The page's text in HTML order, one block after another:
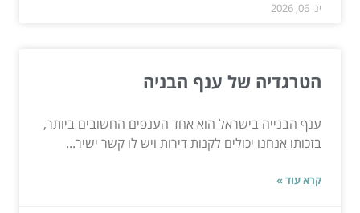
ינו 06, 2026
הטרגדיה של ענף הבניה
ענף הבנייה בישראל הוא אחד הענפים החשובים ביותר,
בזכותו אנחנו יכולים לקנות דירות ויש לו קשר ישיר...
קרא עוד »